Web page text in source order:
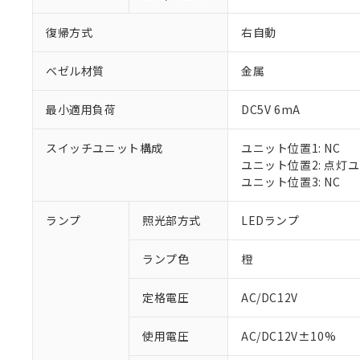
復帰方式 右自動
ベゼル材質 金属
最小適用負荷 DC5V 6mA
スイッチユニット構成
ユニット位置1: NC
ユニット位置2: 点灯
ユニット位置3: NC
ランプ 照光部方式 LEDランプ
ランプ色 橙
定格電圧 AC/DC12V
使用電圧 AC/DC12V±10%
ご利用条件
※1 対応状況
調査・確認中：
非該当品：ライセ
仕入先様の事情に
があります。
※1 中国